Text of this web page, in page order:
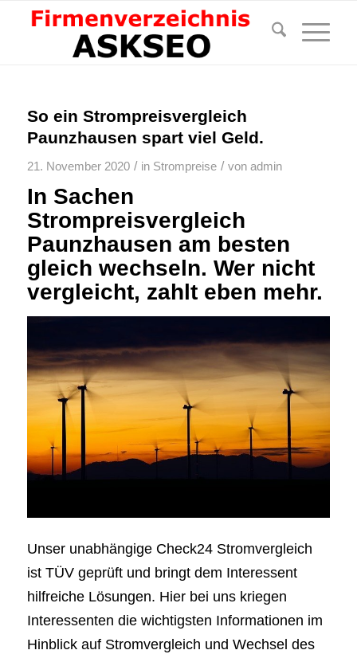
So ein Strompreisvergleich
Paunzhausen spart viel Geld.
21. November 2020 / in Strompreise / von admin
In Sachen
Strompreisvergleich
Paunzhausen am besten
gleich wechseln. Wer nicht
vergleicht, zahlt eben mehr.
Unser unabhängige Check24 Stromvergleich
ist TÜV geprüft und bringt dem Interessent
hilfreiche Lösungen. Hier bei uns kriegen
Interessenten die wichtigsten Informationen im
Hinblick auf Stromvergleich und Wechsel des